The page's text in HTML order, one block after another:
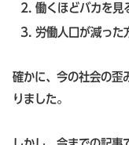
働くほどバカを見
労働人口が減った
確かに、今の社会の歪
りました。